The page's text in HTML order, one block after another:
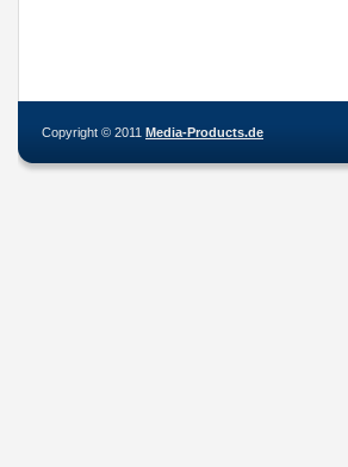
Copyright © 2011 Media-Products.de